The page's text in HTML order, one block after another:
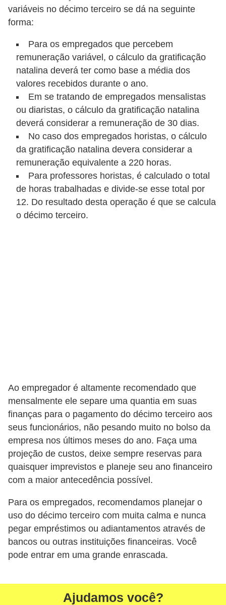
variáveis no décimo terceiro se dá na seguinte
forma:
Para os empregados que percebem
remuneração variável, o cálculo da gratificação
natalina deverá ter como base a média dos
valores recebidos durante o ano.
Em se tratando de empregados mensalistas
ou diaristas, o cálculo da gratificação natalina
deverá considerar a remuneração de 30 dias.
No caso dos empregados horistas, o cálculo
da gratificação natalina devera considerar a
remuneração equivalente a 220 horas.
Para professores horistas, é calculado o total
de horas trabalhadas e divide-se esse total por
12. Do resultado desta operação é que se calcula
o décimo terceiro.
Ao empregador é altamente recomendado que
mensalmente ele separe uma quantia em suas
finanças para o pagamento do décimo terceiro aos
seus funcionários, não pesando muito no bolso da
empresa nos últimos meses do ano. Faça uma
projeção de custos, deixe sempre reservas para
quaisquer imprevistos e planeje seu ano financeiro
com a maior antecedência possível.
Para os empregados, recomendamos planejar o
uso do décimo terceiro com muita calma e nunca
pegar empréstimos ou adiantamentos através de
bancos ou outras instituições financeiras. Você
pode entrar em uma grande enrascada.
Ajudamos você?
o
t
a
b
a
h
s
t
e
M
o
n
o
t
r
a
l
h
o
P
r